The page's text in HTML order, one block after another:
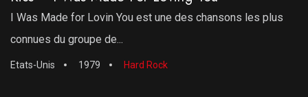
I Was Made for Lovin You est une des chansons les plus
connues du groupe de...
Etats-Unis 1979 Hard Rock